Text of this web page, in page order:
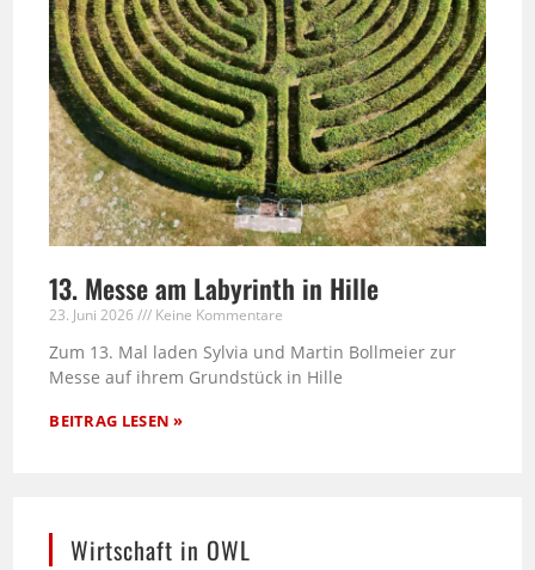
13. Messe am Labyrinth in Hille
23. Juni 2026 Keine Kommentare
Zum 13. Mal laden Sylvia und Martin Bollmeier zur
Messe auf ihrem Grundstück in Hille
BEITRAG LESEN »
Wirtschaft in OWL